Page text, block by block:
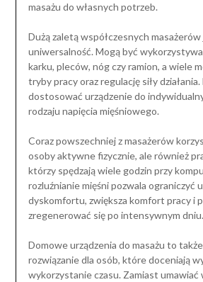
masażu do własnych potrzeb.
Dużą zaletą współczesnych
uniwersalność. Mogą być
karku, pleców, nóg czy ramion, a wiele
tryby pracy oraz regulację siły
dostosować urządzenie do
rodzaju napięcia mięśniowego.
Coraz powszechniej z masażerów
osoby aktywne fizycznie, ale również
którzy spędzają wiele godzin przy
rozluźnianie mięśni pozwala ograniczyć
dyskomfortu, zwiększa komfort pracy i
zregenerować się po intensywnym dniu.
Domowe urządzenia do masażu to
rozwiązanie dla osób, które doceniają
wykorzystanie czasu. Zamiast umawiać